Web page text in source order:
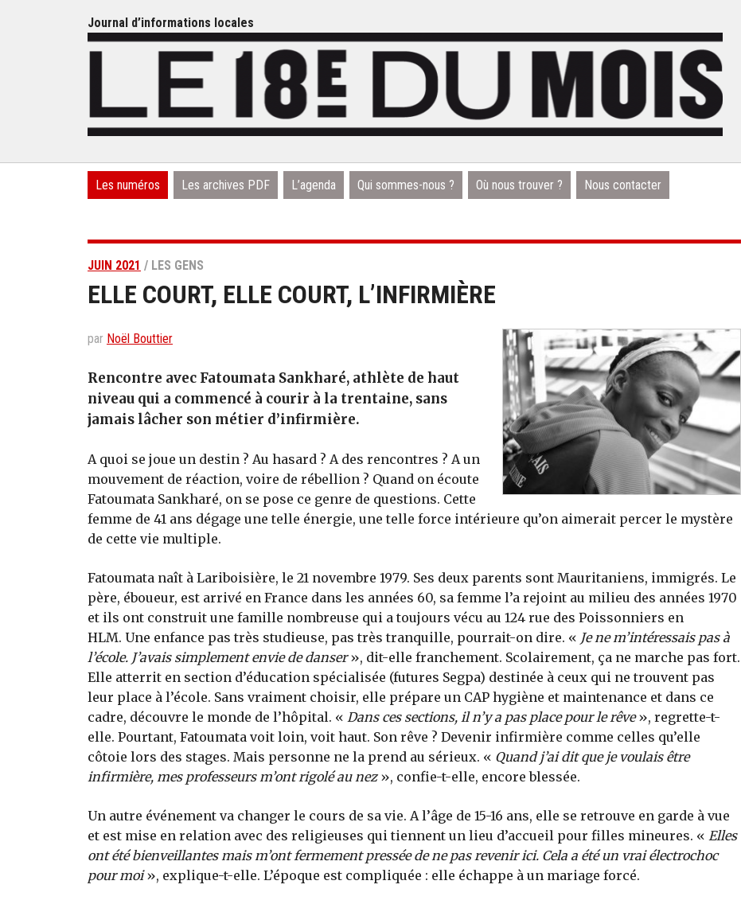
Journal d’informations locales
Les numéros Les archives PDF L’agenda Qui sommes-nous ? Où nous trouver ? Nous contacter
JUIN 2021 / LES GENS
ELLE COURT, ELLE COURT, L’INFIRMIÈRE
par Noël Bouttier
Rencontre avec Fatoumata Sankharé, athlète de haut
niveau qui a commencé à courir à la trentaine, sans
jamais lâcher son métier d’infirmière.
A quoi se joue un destin ? Au hasard ? A des rencontres ? A un
mouvement de réaction, voire de rébellion ? Quand on écoute
Fatoumata Sankharé, on se pose ce genre de questions. Cette
femme de 41 ans dégage une telle énergie, une telle force intérieure qu’on aimerait percer le mystère
de cette vie multiple.
Fatoumata naît à Lariboisière, le 21 novembre 1979. Ses deux parents sont Mauritaniens, immigrés. Le
père, éboueur, est arrivé en France dans les années 60, sa femme l’a rejoint au milieu des années 1970
et ils ont construit une famille nombreuse qui a toujours vécu au 124 rue des Poissonniers en
HLM. Une enfance pas très studieuse, pas très tranquille, pourrait-on dire. « Je ne m’intéressais pas à
l’école. J’avais simplement envie de danser», dit-elle franchement. Scolairement, ça ne marche pas fort.
Elle atterrit en section d’éducation spécialisée (futures Segpa) destinée à ceux qui ne trouvent pas
leur place à l’école. Sans vraiment choisir, elle prépare un CAP hygiène et maintenance et dans ce
cadre, découvre le monde de l’hôpital. « Dans ces sections, il n’y a pas place pour le rêve», regrette-t-
elle. Pourtant, Fatoumata voit loin, voit haut. Son rêve ? Devenir infirmière comme celles qu’elle
côtoie lors des stages. Mais personne ne la prend au sérieux. « Quand j’ai dit que je voulais être
infirmière, mes professeurs m’ont rigolé au nez», confie-t-elle, encore blessée.
Un autre événement va changer le cours de sa vie. A l’âge de 15-16 ans, elle se retrouve en garde à vue
et est mise en relation avec des religieuses qui tiennent un lieu d’accueil pour filles mineures. « Elles
ont été bienveillantes mais m’ont fermement pressée de ne pas revenir ici. Cela a été un vrai électrochoc
pour moi», explique-t-elle. L’époque est compliquée : elle échappe à un mariage forcé.